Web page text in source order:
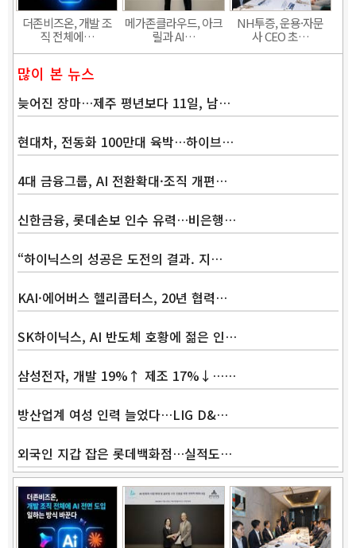
더존비즈온, 개발 조
직 전체에…
메가존클라우드, 아크
릴과 AI…
NH투증, 운용·자문
사 CEO 초…
많이 본 뉴스
늦어진 장마…제주 평년보다 11일, 남…
현대차, 전동화 100만대 육박…하이브…
4대 금융그룹, AI 전환확대·조직 개편…
신한금융, 롯데손보 인수 유력…비은행…
“하이닉스의 성공은 도전의 결과. 지…
KAI·에어버스 헬리콥터스, 20년 협력…
SK하이닉스, AI 반도체 호황에 젊은 인…
삼성전자, 개발 19%↑ 제조 17%↓……
방산업계 여성 인력 늘었다…LIG D&…
외국인 지갑 잡은 롯데백화점…실적도…